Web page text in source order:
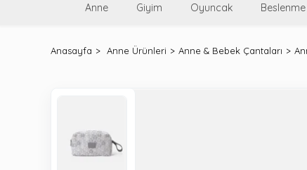
Anne Giyim Oyuncak Beslenme
Anasayfa Anne Ürünleri Anne & Bebek Çantaları